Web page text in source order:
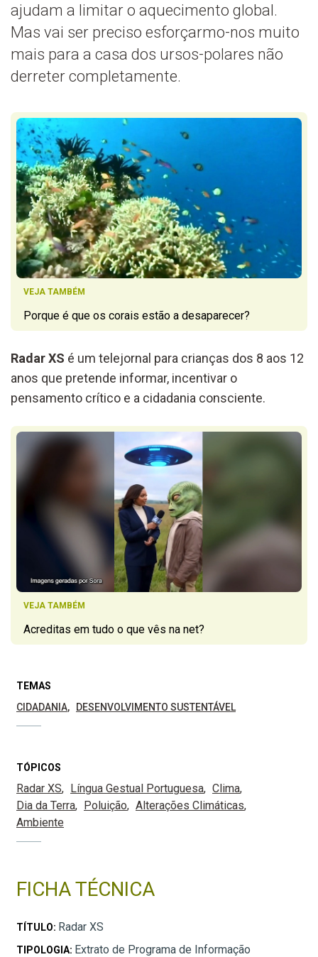
ajudam a limitar o aquecimento global.
Mas vai ser preciso esforçarmo-nos muito
mais para a casa dos ursos-polares não
derreter completamente.
VEJA TAMBÉM
Porque é que os corais estão a desaparecer?
Radar XS é um telejornal para crianças dos 8 aos 12
anos que pretende informar, incentivar o
pensamento crítico e a cidadania consciente.
VEJA TAMBÉM
Acreditas em tudo o que vês na net?
TEMAS
CIDADANIA
DESENVOLVIMENTO SUSTENTÁVEL
TÓPICOS
Radar XS Língua Gestual Portuguesa
Clima
Dia da Terra
Poluição
Alterações Climáticas
Ambiente
FICHA TÉCNICA
TÍTULO: Radar XS
TIPOLOGIA: Extrato de Programa de Informação